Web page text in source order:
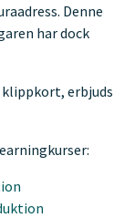
Denne
har dock
erbjuds